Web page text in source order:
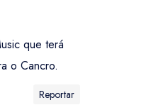
que terá
o Cancro.
Reportar